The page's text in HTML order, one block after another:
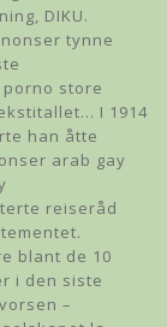
DIKU.
tynne
store
I 1914
han åtte
arab gay
reiseråd
blant de 10
i den siste
–